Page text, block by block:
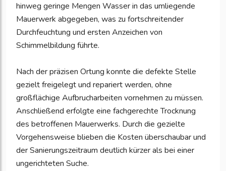
hinweg geringe Mengen Wasser in das umliegende
Mauerwerk abgegeben, was zu fortschreitender
Durchfeuchtung und ersten Anzeichen von
Schimmelbildung führte.
Nach der präzisen Ortung konnte die defekte Stelle
gezielt freigelegt und repariert werden, ohne
großflächige Aufbrucharbeiten vornehmen zu müssen.
Anschließend erfolgte eine fachgerechte Trocknung
des betroffenen Mauerwerks. Durch die gezielte
Vorgehensweise blieben die Kosten überschaubar und
der Sanierungszeitraum deutlich kürzer als bei einer
ungerichteten Suche.